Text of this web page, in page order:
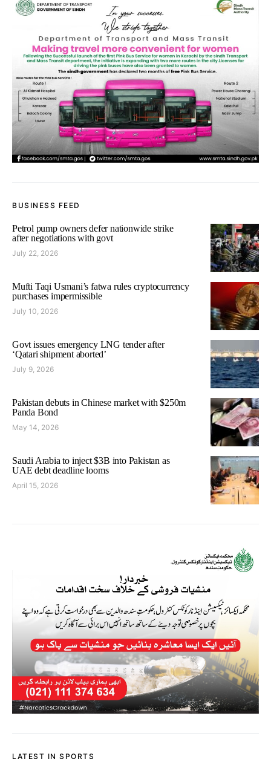
BUSINESS FEED
Petrol pump owners defer nationwide strike
after negotiations with govt
July 22, 2026
Mufti Taqi Usmani’s fatwa rules cryptocurrency
purchases impermissible
July 10, 2026
Govt issues emergency LNG tender after
‘Qatari shipment aborted’
July 9, 2026
Pakistan debuts in Chinese market with $250m
Panda Bond
May 14, 2026
Saudi Arabia to inject $3B into Pakistan as
UAE debt deadline looms
April 15, 2026
LATEST IN SPORTS